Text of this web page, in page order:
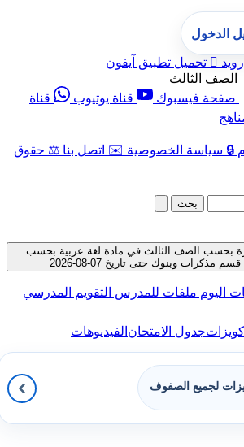
 تحميل تطبيق آيفون
| الصف الثالث
صفحة فيسبوك قناة يوتيوب
قناة
🔒 سياسة الخصوصية ✉️ اتصل بنا ⚖️ حقوق
الدخول
بحث
بحسب الصف الثالث في مادة لغة عربية بحسب
مذكرات وبنوك حتى تاريخ 07-08-2026
اليوم ملفات للمدرس التقويم المدرسي
جدول الامتحانالفيديوهات
لجميع الصفوف